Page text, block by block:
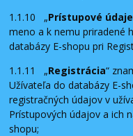
1.1.10 „Prístupové údaje
meno a k nemu priradené
databázy E-shopu pri
1.1.11 „Registrácia“
Užívateľa do databázy E-
registračných údajov v
Prístupových údajov a ich
shopu;